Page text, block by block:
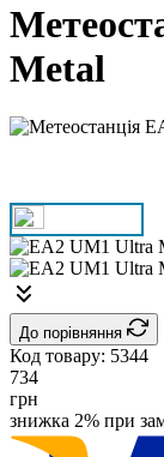
Metal
До порівняння
Код товару: 5344
734
грн
знижка 2% при